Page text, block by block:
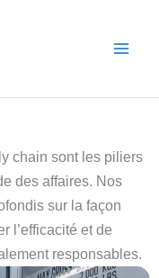
chain sont les piliers
des affaires. Nos
sur la façon
l’efficacité et de
responsables.